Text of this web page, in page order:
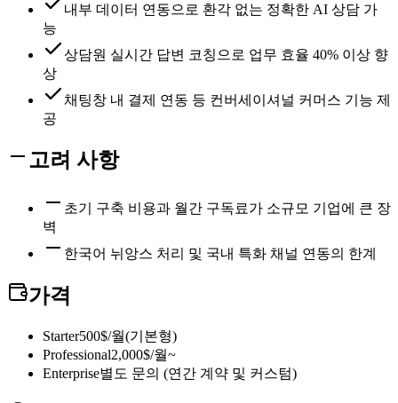
내부 데이터 연동으로 환각 없는 정확한 AI 상담 가
능
상담원 실시간 답변 코칭으로 업무 효율 40% 이상 향
상
채팅창 내 결제 연동 등 컨버세이셔널 커머스 기능 제
공
고려 사항
초기 구축 비용과 월간 구독료가 소규모 기업에 큰 장
벽
한국어 뉘앙스 처리 및 국내 특화 채널 연동의 한계
가격
Starter500$/월(기본형)
Professional2,000$/월~
Enterprise별도 문의 (연간 계약 및 커스텀)